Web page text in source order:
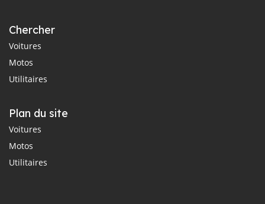
Chercher
Voitures
Motos
Utilitaires
Plan du site
Voitures
Motos
Utilitaires